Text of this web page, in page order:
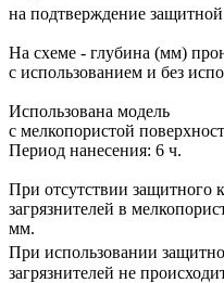
на подтверждение
На схеме - глубина (мм)
с использованием и без
Использована модель
с мелкопористой
Период нанесения: 6 ч.
При отсутствии защитного
загрязнителей в
мм.
При использовании
загрязнителей не